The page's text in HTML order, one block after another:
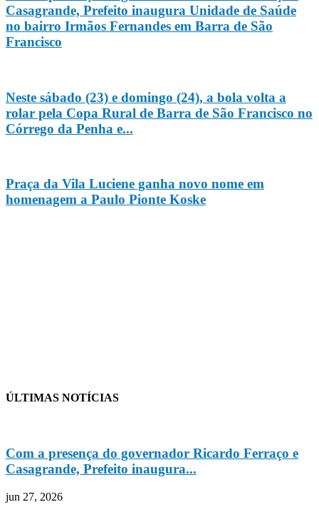
Casagrande, Prefeito inaugura Unidade de Saúde
no bairro Irmãos Fernandes em Barra de São
Francisco
Neste sábado (23) e domingo (24), a bola volta a
rolar pela Copa Rural de Barra de São Francisco no
Córrego da Penha e...
Praça da Vila Luciene ganha novo nome em
homenagem a Paulo Pionte Koske
ÚLTIMAS NOTÍCIAS
Com a presença do governador Ricardo Ferraço e
Casagrande, Prefeito inaugura...
jun 27, 2026